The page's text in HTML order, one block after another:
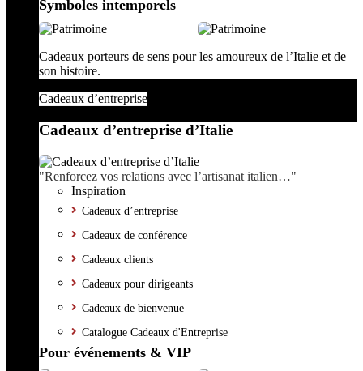
Symboles intemporels
Cadeaux porteurs de sens pour les amoureux de l’Italie et de
son histoire.
Cadeaux d’entreprise
Cadeaux d’entreprise d’Italie
"Renforcez vos relations avec l’artisanat italien…"
Inspiration
Cadeaux d’entreprise
Cadeaux de conférence
Cadeaux clients
Cadeaux pour dirigeants
Cadeaux de bienvenue
Catalogue Cadeaux d'Entreprise
Pour événements & VIP